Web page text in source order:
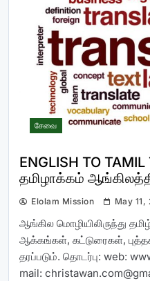
சேவை
ENGLISH TO
தமிழாக்கம்
Elolam Mission May 11,
ஆங்கில மொழியிலிருந்து
ஆக்கங்கள், கட்டுரைகள்,
தரப்படும். தொடர்பு: web:
mail: